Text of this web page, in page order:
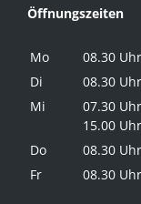
Öffnungszeiten
Mo
08.30
Di
08.30
Mi
07.30
15.00
Do
08.30
Fr
08.30